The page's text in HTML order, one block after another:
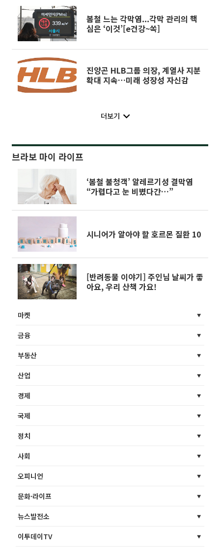
봄철 느는 각막염...각막 관리의 핵
심은 ‘이것’[e건강~쏙]
진양곤 HLB그룹 의장, 계열사 지분
확대 지속…미래 성장성 자신감
더보기
브라보 마이 라이프
‘봄철 불청객’ 알레르기성 결막염
“가렵다고 눈 비볐다간…”
시니어가 알아야 할 호르몬 질환 10
[반려동물 이야기] 주인님 날씨가 좋
아요, 우리 산책 가요!
마켓
금융
부동산
산업
경제
국제
정치
사회
오피니언
문화·라이프
뉴스발전소
이투데이TV